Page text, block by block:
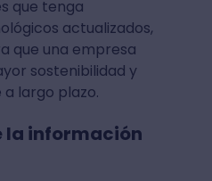
que tenga
actualizados,
que una empresa
sostenibilidad y
largo plazo.
la información